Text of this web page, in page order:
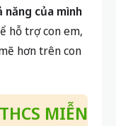
năng của mình
hỗ trợ con em,
hơn trên con
MIỄN